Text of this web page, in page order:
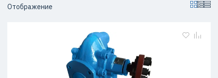
Отображение